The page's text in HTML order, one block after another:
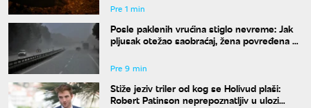
Pre 1 min
Posle paklenih vrućina stiglo nevreme: Jak
pljusak otežao saobraćaj, žena povređena u
Pre 9 min
Stiže jeziv triler od kog se Holivud plaši:
Robert Patinson neprepoznatljiv u ulozi